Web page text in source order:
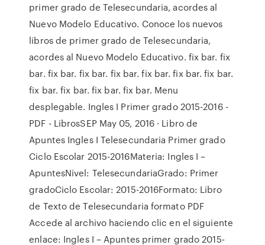
primer grado de Telesecundaria, acordes al
Nuevo Modelo Educativo. Conoce los nuevos
libros de primer grado de Telesecundaria,
acordes al Nuevo Modelo Educativo. fix bar. fix
bar. fix bar. fix bar. fix bar. fix bar. fix bar. fix bar.
fix bar. fix bar. fix bar. fix bar. Menu
desplegable. Ingles I Primer grado 2015-2016 -
PDF - LibrosSEP May 05, 2016 · Libro de
Apuntes Ingles I Telesecundaria Primer grado
Ciclo Escolar 2015-2016Materia: Ingles I –
ApuntesNivel: TelesecundariaGrado: Primer
gradoCiclo Escolar: 2015-2016Formato: Libro
de Texto de Telesecundaria formato PDF
Accede al archivo haciendo clic en el siguiente
enlace: Ingles I – Apuntes primer grado 2015-